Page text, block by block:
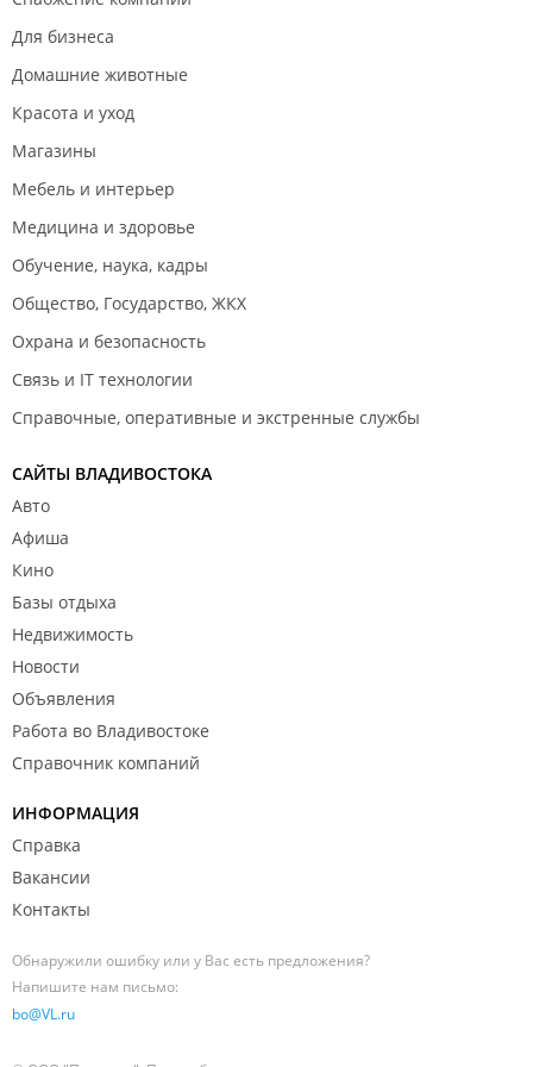
вотсапе " через сколько нас ожидать"... Вот такой
бензина, нервов, сил было потрачено и подъубита
машина в непонятных просёлочных дорогах я не
задумайтесь хорошенько, при выборе базы отдыха,
такого ли отношения вы к себе хотите...
Для бизнеса
Домашние животные
Красота и уход
Магазины
Мебель и интерьер
Медицина и здоровье
Обучение, наука, кадры
Общество, Государство, ЖКХ
Охрана и безопасность
Связь и IT технологии
Справочные, оперативные и экстренные службы
САЙТЫ ВЛАДИВОСТОКА
Авто
Афиша
Кино
Базы отдыха
Недвижимость
Новости
Объявления
Работа во Владивостоке
Справочник компаний
ИНФОРМАЦИЯ
Справка
Вакансии
Контакты
Обнаружили ошибку или у Вас есть предложения?
Напишите нам письмо:
bo@VL.ru